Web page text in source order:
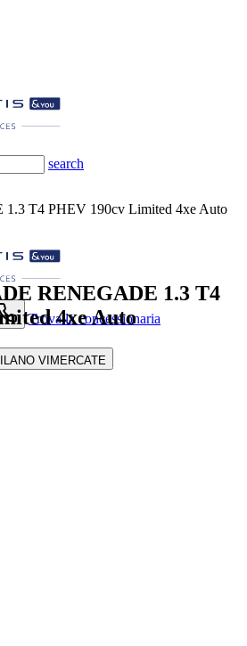
search
Trova la concessionaria
1.3 T4 PHEV 190cv Limited 4xe Auto
RENEGADE 1.3 T4
4xe Auto
VIMERCATE